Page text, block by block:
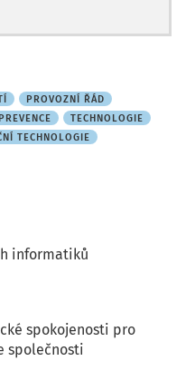
PROVOZNÍ ŘÁD
PREVENCE
TECHNOLOGIE
TECHNOLOGIE
informatiků
spokojenosti pro
společnosti